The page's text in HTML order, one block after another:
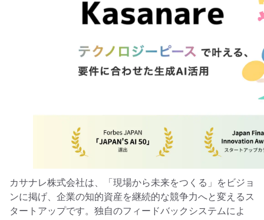
カサナレ株式会社は、「現場から未来をつくる」をビジョ
ンに掲げ、企業の知的資産を継続的な競争力へと変えるス
タートアップです。独自のフィードバックシステムによ